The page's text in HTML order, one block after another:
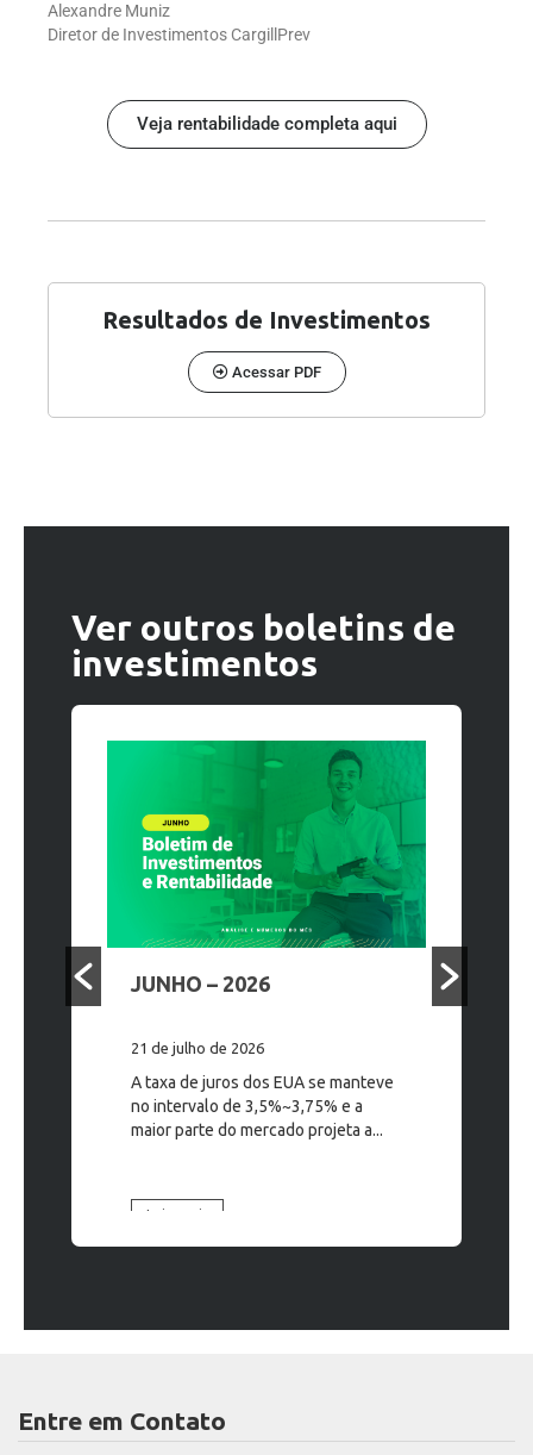
Alexandre Muniz
Diretor de Investimentos CargillPrev
Veja rentabilidade completa aqui
Resultados de Investimentos
Acessar PDF
Ver outros boletins de
investimentos
JUNHO – 2026
21 de julho de 2026
A taxa de juros dos EUA se manteve
no intervalo de 3,5%~3,75% e a
maior parte do mercado projeta a...
Leia mais
MAIO –
Entre em Contato